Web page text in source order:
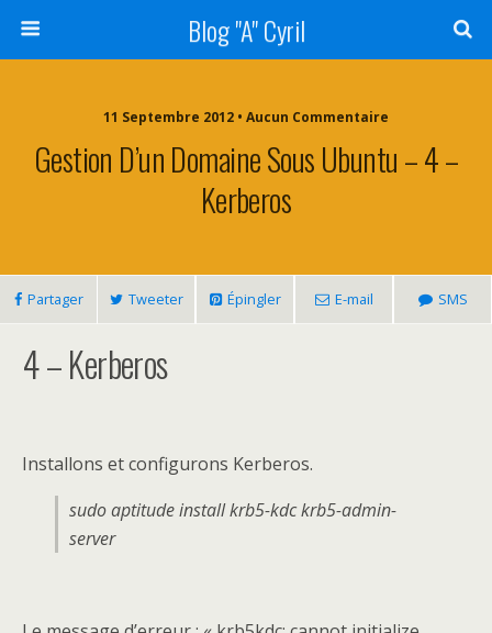
Blog "A" Cyril
11 Septembre 2012 • Aucun Commentaire
Gestion D’un Domaine Sous Ubuntu – 4 –
Kerberos
Partager Tweeter Épingler E-mail SMS
4 – Kerberos
Installons et configurons Kerberos.
sudo aptitude install krb5-kdc krb5-admin-
server